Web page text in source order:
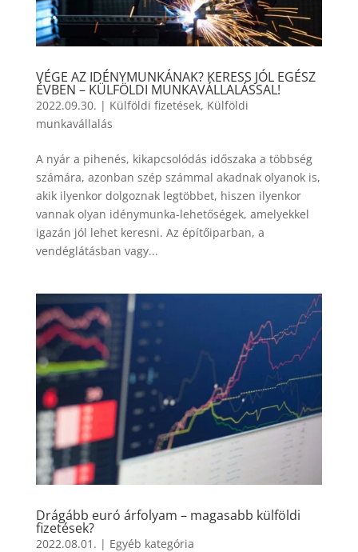
VÉGE AZ IDÉNYMUNKÁNAK? KERESS JÓL EGÉSZ
ÉVBEN – KÜLFÖLDI MUNKAVÁLLALÁSSAL!
2022.09.30. | Külföldi fizetések, Külföldi
munkavállalás
A nyár a pihenés, kikapcsolódás időszaka a többség
számára, azonban szép számmal akadnak olyanok is,
akik ilyenkor dolgoznak legtöbbet, hiszen ilyenkor
vannak olyan idénymunka-lehetőségek, amelyekkel
igazán jól lehet keresni. Az építőiparban, a
vendéglátásban vagy...
Drágább euró árfolyam – magasabb külföldi
fizetések?
2022.08.01. | Egyéb kategória